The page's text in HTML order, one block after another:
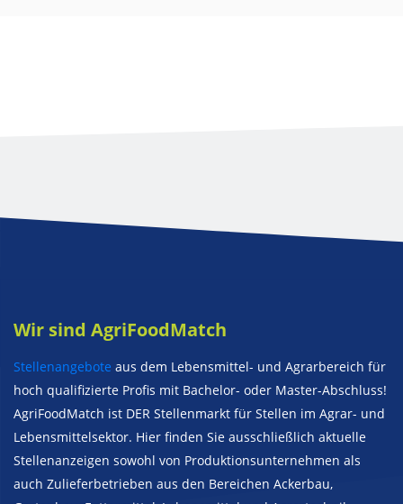
Wir sind AgriFoodMatch
Stellenangebote aus dem Lebensmittel- und Agrarbereich für
hoch qualifizierte Profis mit Bachelor- oder Master-Abschluss!
AgriFoodMatch ist DER Stellenmarkt für Stellen im Agrar- und
Lebensmittelsektor. Hier finden Sie ausschließlich aktuelle
Stellenanzeigen sowohl von Produktionsunternehmen als
auch Zulieferbetrieben aus den Bereichen Ackerbau,